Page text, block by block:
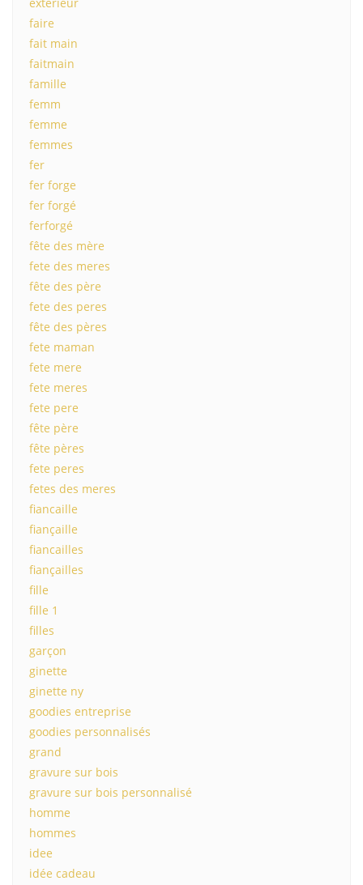
faire
fait main
faitmain
famille
femm
femme
femmes
fer
fer forge
fer forgé
ferforgé
fête des mère
fete des meres
fête des père
fete des peres
fête des pères
fete maman
fete mere
fete meres
fete pere
fête père
fête pères
fete peres
fetes des meres
fiancaille
fiançaille
fiancailles
fiançailles
fille
fille 1
filles
garçon
ginette
ginette ny
goodies entreprise
goodies personnalisés
grand
gravure sur bois
gravure sur bois personnalisé
homme
hommes
idee
idée cadeau